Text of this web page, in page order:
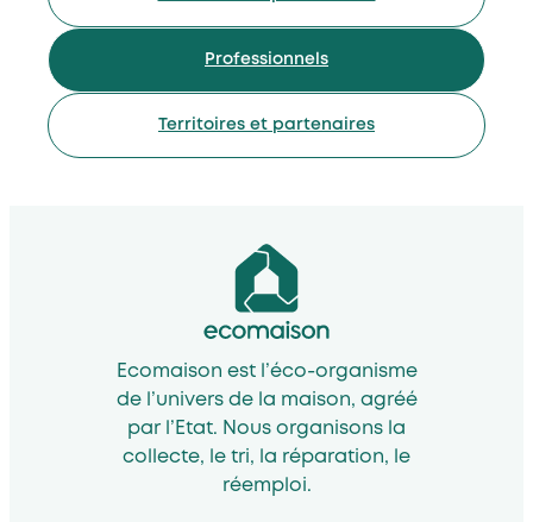
Professionnels
Territoires et partenaires
Ecomaison est l’éco-organisme
de l’univers de la maison, agréé
par l’Etat. Nous organisons la
collecte, le tri, la réparation, le
réemploi.